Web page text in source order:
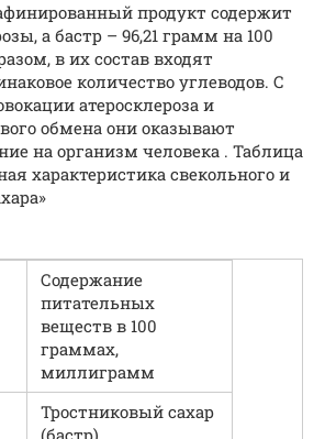
продукт содержит
а бастр – 96,21 грамм на 100
в их состав входят
количество углеводов. С
атеросклероза и
обмена они оказывают
на организм человека . Таблица
характеристика свекольного и
Содержание
питательных
веществ в 100
граммах,
миллиграмм
Тростниковый сахар